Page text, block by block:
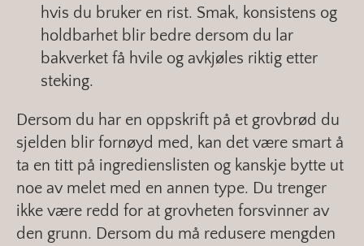
hvis du bruker en rist. Smak, konsistens og
holdbarhet blir bedre dersom du lar
bakverket få hvile og avkjøles riktig etter
steking.
Dersom du har en oppskrift på et grovbrød du
sjelden blir fornøyd med, kan det være smart å
ta en titt på ingredienslisten og kanskje bytte ut
noe av melet med en annen type. Du trenger
ikke være redd for at grovheten forsvinner av
den grunn. Dersom du må redusere mengden